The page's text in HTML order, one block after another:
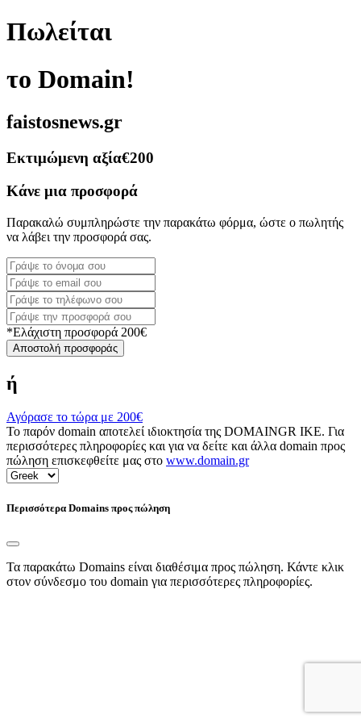
Πωλείται
το Domain!
faistosnews.gr
Εκτιμώμενη αξία€200
Κάνε μια προσφορά
Παρακαλώ συμπληρώστε την παρακάτω φόρμα, ώστε ο πωλητής
να λάβει την προσφορά σας.
*Ελάχιστη προσφορά 200€
Αποστολή προσφοράς
ή
Αγόρασε το τώρα με 200€
Το παρόν domain αποτελεί ιδιοκτησία της DOMAINGR ΙΚΕ. Για
περισσότερες πληροφορίες και για να δείτε και άλλα domain προς
πώληση επισκεφθείτε μας στο www.domain.gr
Περισσότερα Domains προς πώληση
Τα παρακάτω Domains είναι διαθέσιμα προς πώληση. Κάντε κλικ
στον σύνδεσμο του domain για περισσότερες πληροφορίες.